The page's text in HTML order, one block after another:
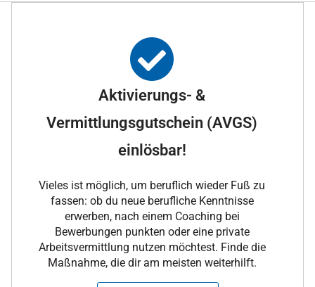
Aktivierungs- &
Vermittlungsgutschein (AVGS)
einlösbar!
Vieles ist möglich, um beruflich wieder Fuß zu
fassen: ob du neue berufliche Kenntnisse
erwerben, nach einem Coaching bei
Bewerbungen punkten oder eine private
Arbeitsvermittlung nutzen möchtest. Finde die
Maßnahme, die dir am meisten weiterhilft.